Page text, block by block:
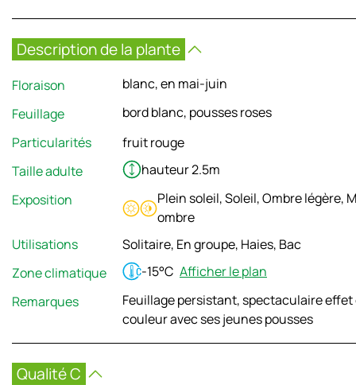
Description de la plante
Floraison
blanc, en mai-juin
Feuillage
bord blanc, pousses roses
Particularités
fruit rouge
Taille adulte
hauteur 2.5m
Exposition
Plein soleil, Soleil, Ombre légère,
ombre
Utilisations
Solitaire, En groupe, Haies, Bac
Zone climatique
-15°C Afficher le plan
Remarques
Feuillage persistant, spectaculaire effet
couleur avec ses jeunes pousses
Qualité C